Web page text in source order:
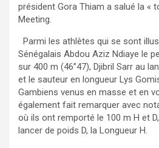
président Gora Thiam a salué la «
Meeting.
Parmi les athlètes qui se sont
Sénégalais Abdou Aziz Ndiaye le
sur 400 m (46’’47), Djibril Sarr au
et le sauteur en longueur Lys
Gambiens venus en masse et en
également fait remarquer avec
où ils ont remporté le 100 m H et
lancer de poids D, la Longueur H.